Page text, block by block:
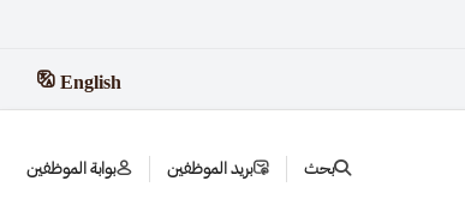
English
بحث بريد الموظفين بوابة الموظفين